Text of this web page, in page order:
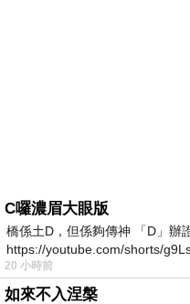
C囉濃眉大眼版
橋係土D，但係夠傳神 「D」辦
https://youtube.com/shorts/
20 小時前
如來不入涅槃